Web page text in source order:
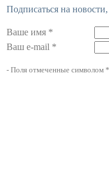
Подписаться на
Ваше имя *
Ваш e-mail *
- Поля отмеченные символом